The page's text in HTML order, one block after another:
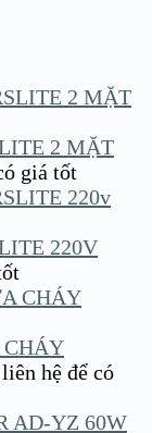
2 MẶT
giá tốt
220V
hệ để có